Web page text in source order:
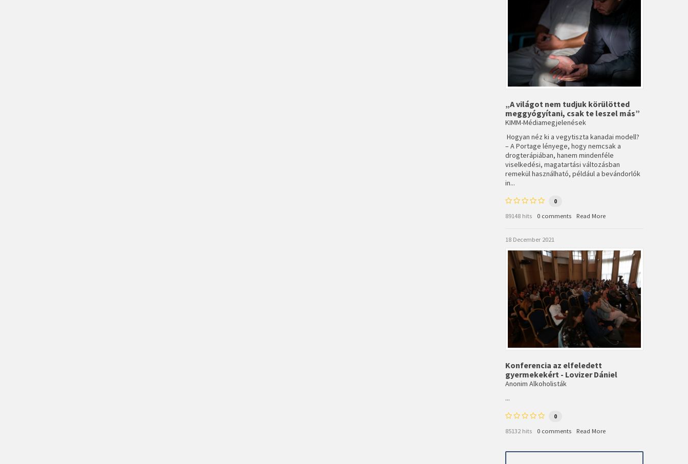
„A világot nem tudjuk körülötted
meggyógyítani, csak te leszel más”
KIMM-Médiamegjelenések
Hogyan néz ki a vegytiszta kanadai modell?
– A Portage lényege, hogy nemcsak a
drogterápiában, hanem mindenféle
viselkedési, magatartási változásban
remekül használható, például a bevándorlók
in...
0
89148 hits 0 comments Read More
18 December 2021
Konferencia az elfeledett
gyermekekért - Lovizer Dániel
Anonim Alkoholisták
...
0
85132 hits 0 comments Read More